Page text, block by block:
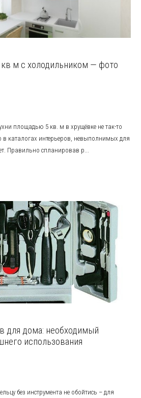
м с холодильником — фото
площадью 5 кв. м в хрущёвке не так-то
в каталогах интерьеров, невыполнимых для
Правильно спланировав р...
для дома: необходимый
использования
без инструмента не обойтись – для